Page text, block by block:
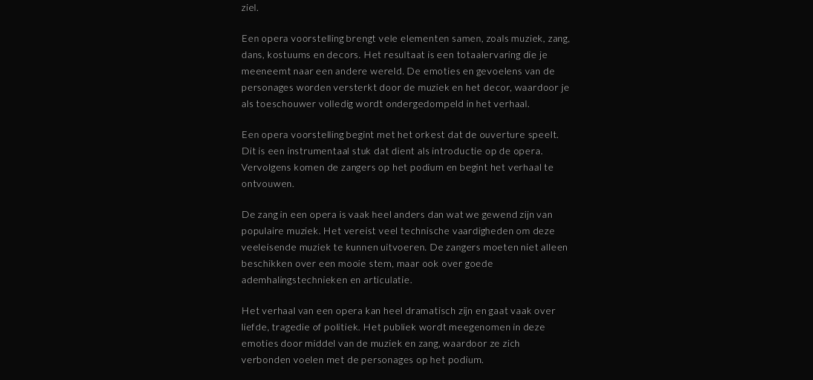
ziel.
Een opera voorstelling brengt vele elementen samen, zoals muziek, zang,
dans, kostuums en decors. Het resultaat is een totaalervaring die je
meeneemt naar een andere wereld. De emoties en gevoelens van de
personages worden versterkt door de muziek en het decor, waardoor je
als toeschouwer volledig wordt ondergedompeld in het verhaal.
Een opera voorstelling begint met het orkest dat de ouverture speelt.
Dit is een instrumentaal stuk dat dient als introductie op de opera.
Vervolgens komen de zangers op het podium en begint het verhaal te
ontvouwen.
De zang in een opera is vaak heel anders dan wat we gewend zijn van
populaire muziek. Het vereist veel technische vaardigheden om deze
veeleisende muziek te kunnen uitvoeren. De zangers moeten niet alleen
beschikken over een mooie stem, maar ook over goede
ademhalingstechnieken en articulatie.
Het verhaal van een opera kan heel dramatisch zijn en gaat vaak over
liefde, tragedie of politiek. Het publiek wordt meegenomen in deze
emoties door middel van de muziek en zang, waardoor ze zich
verbonden voelen met de personages op het podium.